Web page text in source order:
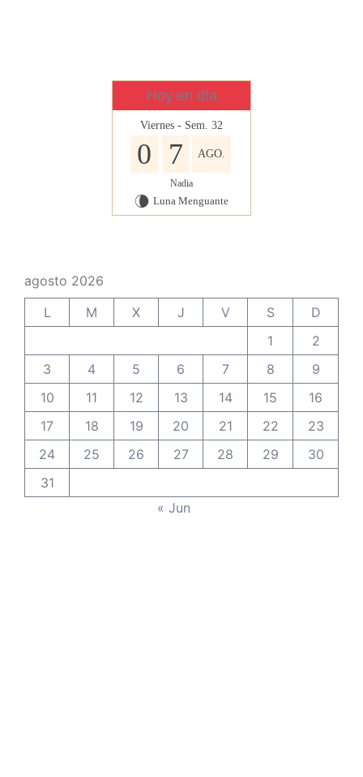
Hoy en día
Viernes - Sem. 32
0 7 AGO.
Nadia
V Luna Menguante
agosto 2026
L
M X J V S
D
1
2
3
4 5 6 7 8
9
10
11 12 13 14 15
16
17
18 19 20 21 22
23
24
25 26 27 28 29
30
31
« Jun